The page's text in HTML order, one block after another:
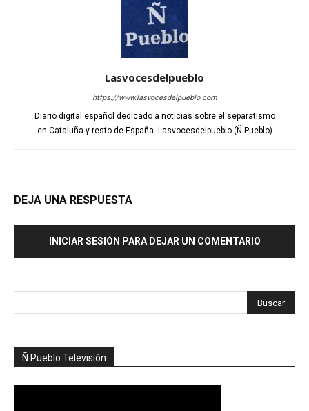
Lasvocesdelpueblo
https://www.lasvocesdelpueblo.com
Diario digital español dedicado a noticias sobre el separatismo
en Cataluña y resto de España. Lasvocesdelpueblo (Ñ Pueblo)
DEJA UNA RESPUESTA
INICIAR SESIÓN PARA DEJAR UN COMENTARIO
Ñ Pueblo Televisión